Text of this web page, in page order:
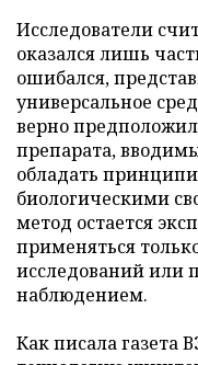
Исследователи
оказался лишь
ошибался,
универсальное
верно
препарата,
обладать
биологическими
метод остается
применяться
исследований или
наблюдением.
Как писала газета